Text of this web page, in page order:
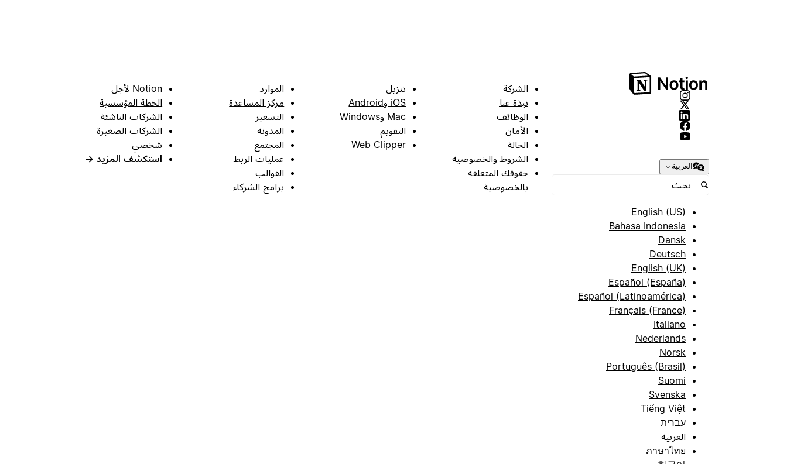
العربية
English (US)
Bahasa Indonesia
Dansk
Deutsch
English (UK)
Español (España)
Español (Latinoamérica)
Français (France)
Italiano
Nederlands
Norsk
Português (Brasil)
Suomi
Svenska
Tiếng Việt
עברית
العربية
ภาษาไทย
الشركة
نبذة عنا
الوظائف
الأمان
الحالة
الشروط والخصوصية
حقوقك المتعلقة
بالخصوصية
تنزيل
iOS وAndroid
Mac وWindows
التقويم
Web Clipper
الموارد
مركز المساعدة
التسعير
المدونة
المجتمع
عمليات الربط
القوالب
برامج الشركاء
Notion لأجل
الخطة المؤسسية
الشركات الناشئة
الشركات الصغيرة
شخصي
استكشف المزيد →